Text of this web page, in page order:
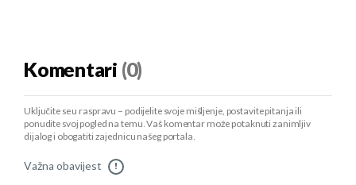
Komentari (0)
Uključite se u raspravu – podijelite svoje mišljenje, postavite pitanja ili
ponudite svoj pogled na temu. Vaš komentar može potaknuti zanimljiv
dijalog i obogatiti zajednicu našeg portala.
Važna obavijest !